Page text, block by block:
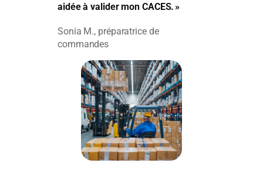
aidée à valider mon CACES. »
Sonia M., préparatrice de
commandes